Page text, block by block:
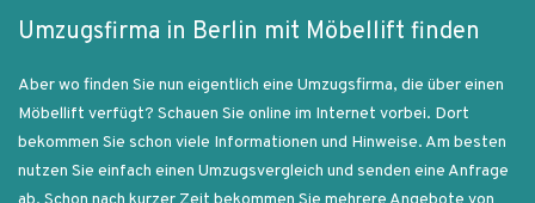
Umzugsfirma in Berlin mit Möbellift finden
Aber wo finden Sie nun eigentlich eine Umzugsfirma, die über einen
Möbellift verfügt? Schauen Sie online im Internet vorbei. Dort
bekommen Sie schon viele Informationen und Hinweise. Am besten
nutzen Sie einfach einen Umzugsvergleich und senden eine Anfrage